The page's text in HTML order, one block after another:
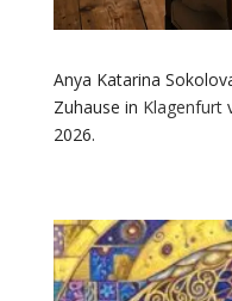
Anya Katarina
Zuhause in Klagenfurt
2026.